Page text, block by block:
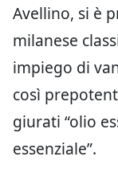
Avellino, si è
milanese
impiego di
così
giurati “olio
essenziale”.